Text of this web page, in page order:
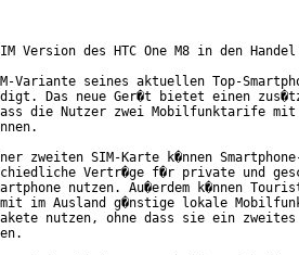
Version des HTC One M8 in den Handel
Variante seines aktuellen Top-
Das neue Ger�t bietet einen
die Nutzer zwei Mobilfunktarife mit
zweiten SIM-Karte k�nnen
Vertr�ge f�r private und
nutzen. Au�erdem k�nnen
im Ausland g�nstige lokale
nutzen, ohne dass sie ein zweites